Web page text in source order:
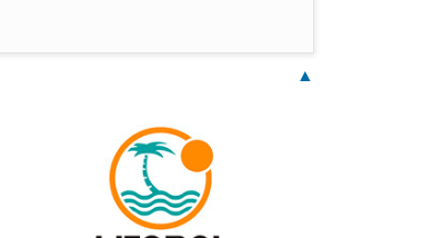
▲